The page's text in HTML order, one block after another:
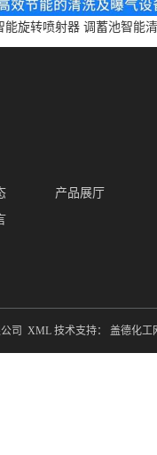
能旋转喷射器 调蓄池智能
点对点面对面旋转清洗
产品展厅
司 XML 技术支持： 盖德化工